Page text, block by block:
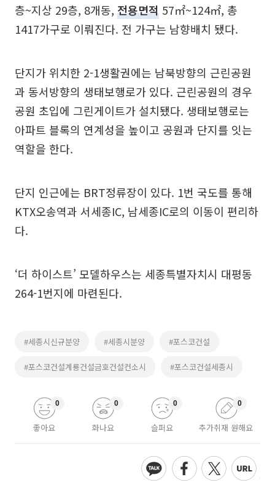
층~지상 29층, 8개동, 전용면적 57㎡~124㎡, 총
1417가구로 이뤄진다. 전 가구는 남향배치 됐다.
단지가 위치한 2-1생활권에는 남북방향의 근린공원
과 동서방향의 생태보행로가 있다. 근린공원의 경우
공원 초입에 그린게이트가 설치됐다. 생태보행로는
아파트 블록의 연계성을 높이고 공원과 단지를 잇는
역할을 한다.
단지 인근에는 BRT정류장이 있다. 1번 국도를 통해
KTX오송역과 서세종IC, 남세종IC로의 이동이 편리하
다.
‘더 하이스트’ 모델하우스는 세종특별자치시 대평동
264-1번지에 마련된다.
#세종시신규분양 #세종시분양 #포스코건설
#포스코건설계룡건설금호건설컨소시 #포스코건설세종시
좋아요
0
화나요
0
슬퍼요
0
추가취재 원해요
0